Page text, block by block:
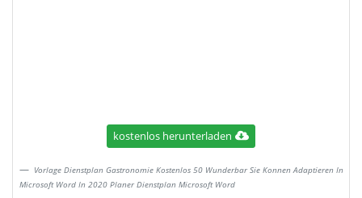
kostenlos herunterladen
Vorlage Dienstplan Gastronomie Kostenlos 50 Wunderbar Sie Konnen Adaptieren In
Microsoft Word In 2020 Planer Dienstplan Microsoft Word